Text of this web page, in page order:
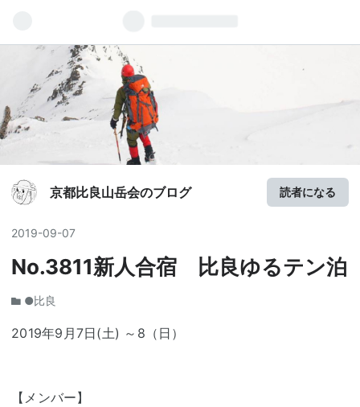
京都比良山岳会のブログ 読者になる
2019-09-07
No.3811新人合宿 比良ゆるテン泊
●比良
2019年9月7日(土) ～8（日）
【メンバー】